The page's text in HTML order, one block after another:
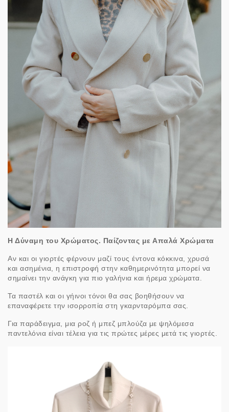
Η Δύναμη του Χρώματος. Παίζοντας με Απαλά Χρώματα
Αν και οι γιορτές φέρνουν μαζί τους έντονα κόκκινα, χρυσά
και ασημένια, η επιστροφή στην καθημερινότητα μπορεί να
σημαίνει την ανάγκη για πιο γαλήνια και ήρεμα χρώματα.
Τα παστέλ και οι γήινοι τόνοι θα σας βοηθήσουν να
επαναφέρετε την ισορροπία στη γκαρνταρόμπα σας.
Για παράδειγμα, μια ροζ ή μπεζ μπλούζα με ψηλόμεσα
παντελόνια είναι τέλεια για τις πρώτες μέρες μετά τις γιορτές.